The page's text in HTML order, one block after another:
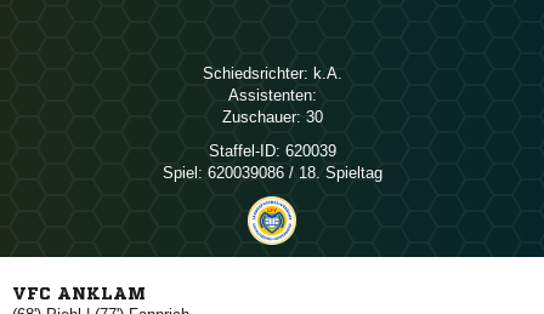
Schiedsrichter: 
Assistenten:
Zuschauer: 30
Staffel-ID: 620039
Spiel: 620039086 / 18. Spieltag
VFC ANKLAM